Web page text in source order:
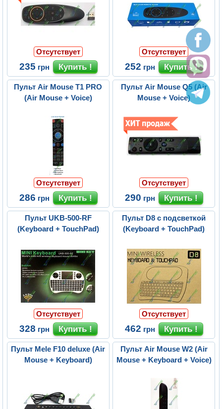
Отсутствует
235 грн
Отсутствует
252 грн
Пульт Air Mouse T1 PRO
(Air Mouse + Voice)
Отсутствует
286 грн
Пульт Air Mouse Q5 (Air
Mouse + Voice)
Отсутствует
290 грн
Пульт UKB-500-RF
(Keyboard + TouchPad)
Отсутствует
328 грн
Пульт D8 с подсветкой
(Keyboard + TouchPad)
Отсутствует
462 грн
Пульт Mele F10 deluxe (Air
Mouse + Keyboard)
Пульт Air Mouse W2 (Air
Mouse + Keyboard + Voice)